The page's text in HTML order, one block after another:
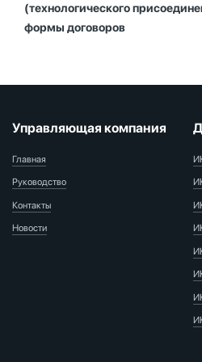
(технологического
формы договоров
Управляющая компания
Главная
Руководство
Контакты
Новости